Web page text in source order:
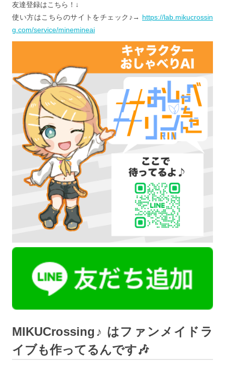
友達登録はこちら！↓
使い方はこちらのサイトをチェック♪→ https://lab.mikucrossin
g.com/service/minemineai
MIKUCrossing♪ はファンメイドラ
イブも作ってるんです🎶